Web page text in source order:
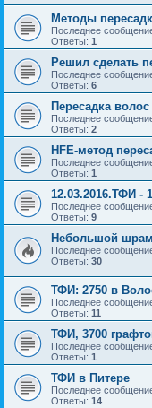
Методы
Последнее
Ответы: 1
Решил сделать
Последнее
Ответы: 6
Пересадка
Последнее
Ответы: 2
HFE-метод
Последнее
Ответы: 1
12.03.2016.ТФИ -
Последнее
Ответы: 9
Небольшой
Последнее
Ответы: 30
ТФИ: 2750 в
Последнее
Ответы: 11
ТФИ, 3700
Последнее
Ответы: 1
ТФИ в Питере
Последнее
Ответы: 14